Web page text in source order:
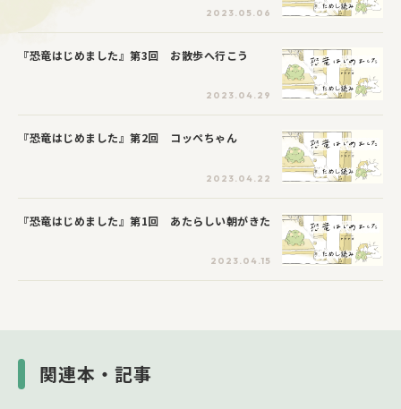
2023.05.06
『恐竜はじめました』第3回 お散歩へ行こう
2023.04.29
『恐竜はじめました』第2回 コッぺちゃん
2023.04.22
『恐竜はじめました』第1回 あたらしい朝がきた
2023.04.15
関連本・記事